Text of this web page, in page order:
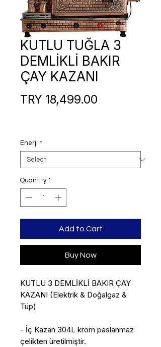
KUTLU TUĞLA 3
DEMLİKLİ BAKIR
ÇAY KAZANI
TRY 18,499.00
Enerji *
Quantity *
Add to Cart
Buy Now
KUTLU 3 DEMLİKLİ BAKIR ÇAY
KAZANI (Elektrik & Doğalgaz &
Tüp)
- İç Kazan 304L krom paslanmaz
çelikten üretilmiştir.